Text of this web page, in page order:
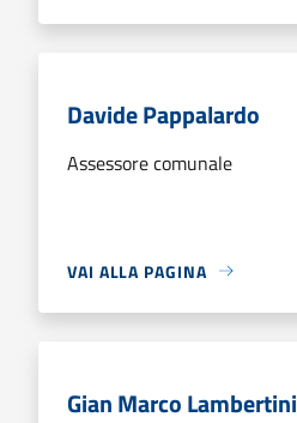
Davide Pappalardo
Assessore comunale
VAI ALLA PAGINA
Gian Marco Lambertini